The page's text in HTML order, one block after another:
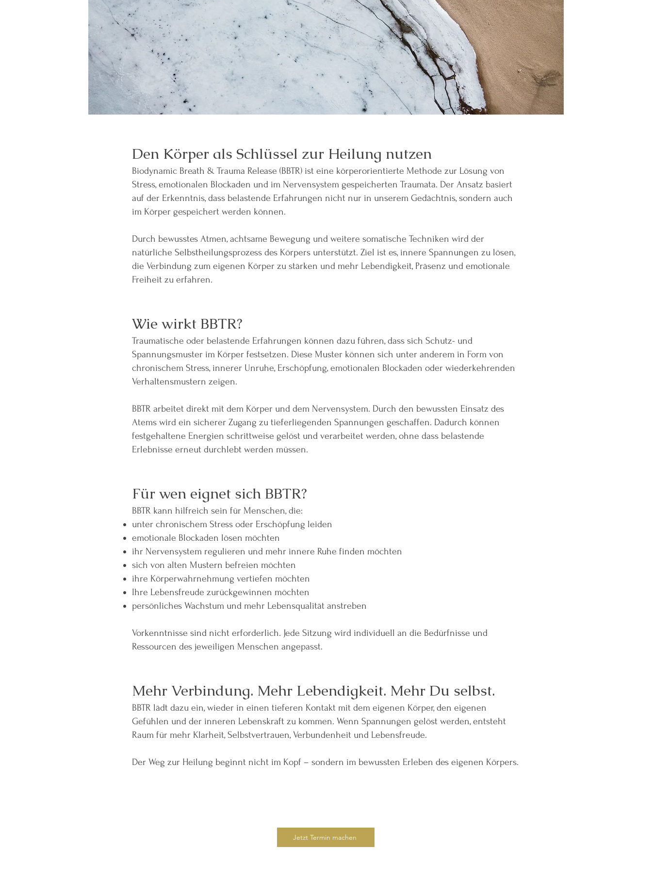
Den Körper als Schlüssel zur Heilung nutzen
Biodynamic Breath & Trauma Release (BBTR) ist eine körperorientierte Methode zur Lösung von
Stress, emotionalen Blockaden und im Nervensystem gespeicherten Traumata. Der Ansatz basiert
auf der Erkenntnis, dass belastende Erfahrungen nicht nur in unserem Gedächtnis, sondern auch
im Körper gespeichert werden können.
Durch bewusstes Atmen, achtsame Bewegung und weitere somatische Techniken wird der
natürliche Selbstheilungsprozess des Körpers unterstützt. Ziel ist es, innere Spannungen zu lösen,
die Verbindung zum eigenen Körper zu stärken und mehr Lebendigkeit, Präsenz und emotionale
Freiheit zu erfahren.
Wie wirkt BBTR?
Traumatische oder belastende Erfahrungen können dazu führen, dass sich Schutz- und
Spannungsmuster im Körper festsetzen. Diese Muster können sich unter anderem in Form von
chronischem Stress, innerer Unruhe, Erschöpfung, emotionalen Blockaden oder wiederkehrenden
Verhaltensmustern zeigen.
BBTR arbeitet direkt mit dem Körper und dem Nervensystem. Durch den bewussten Einsatz des
Atems wird ein sicherer Zugang zu tieferliegenden Spannungen geschaffen. Dadurch können
festgehaltene Energien schrittweise gelöst und verarbeitet werden, ohne dass belastende
Erlebnisse erneut durchlebt werden müssen.
Für wen eignet sich BBTR?
BBTR kann hilfreich sein für Menschen, die:
unter chronischem Stress oder Erschöpfung leiden
emotionale Blockaden lösen möchten
ihr Nervensystem regulieren und mehr innere Ruhe finden möchten
sich von alten Mustern befreien möchten
ihre Körperwahrnehmung vertiefen möchten
Ihre Lebensfreude zurückgewinnen möchten
persönliches Wachstum und mehr Lebensqualität anstreben
Vorkenntnisse sind nicht erforderlich. Jede Sitzung wird individuell an die Bedürfnisse und
Ressourcen des jeweiligen Menschen angepasst.
Mehr Verbindung. Mehr Lebendigkeit. Mehr Du selbst.
BBTR lädt dazu ein, wieder in einen tieferen Kontakt mit dem eigenen Körper, den eigenen
Gefühlen und der inneren Lebenskraft zu kommen. Wenn Spannungen gelöst werden, entsteht
Raum für mehr Klarheit, Selbstvertrauen, Verbundenheit und Lebensfreude.
Der Weg zur Heilung beginnt nicht im Kopf – sondern im bewussten Erleben des eigenen Körpers.
Jetzt Termin machen